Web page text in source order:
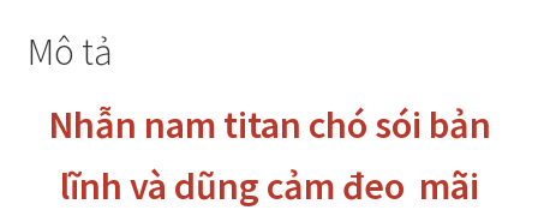
mãi
không
đen.
lượng
Mô tả
Nhẫn nam titan chó sói bản
lĩnh và dũng cảm đeo mãi